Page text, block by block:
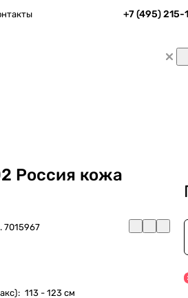
+7 (495)
Россия кожа
7015967
: 113 - 123 см